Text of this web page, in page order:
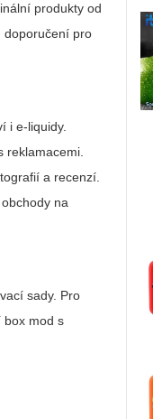
produkty od
doporučení pro
i e-liquidy.
a recenzí.
na
sady. Pro
box mod s